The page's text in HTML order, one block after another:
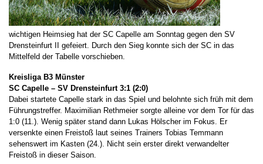
wichtigen Heimsieg hat der SC Capelle am Sonntag gegen den SV
Drensteinfurt II gefeiert. Durch den Sieg konnte sich der SC in das
Mittelfeld der Tabelle vorschieben.
Kreisliga B3 Münster
SC Capelle – SV Drensteinfurt 3:1 (2:0)
Dabei startete Capelle stark in das Spiel und belohnte sich früh mit dem
Führungstreffer. Maximilian Rethmeier sorgte alleine vor dem Tor für das
1:0 (11.). Wenig später stand dann Lukas Hölscher im Fokus. Er
versenkte einen Freistoß laut seines Trainers Tobias Temmann
sehenswert im Kasten (24.). Nicht sein erster direkt verwandelter
Freistoß in dieser Saison.